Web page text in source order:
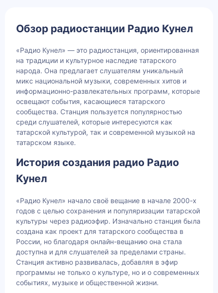
Обзор радиостанции Радио Кунел
«Радио Кунел» — это радиостанция, ориентированная
на традиции и культурное наследие татарского
народа. Она предлагает слушателям уникальный
микс национальной музыки, современных хитов и
информационно-развлекательных программ, которые
освещают события, касающиеся татарского
сообщества. Станция пользуется популярностью
среди слушателей, которые интересуются как
татарской культурой, так и современной музыкой на
татарском языке.
История создания радио Радио
Кунел
«Радио Кунел» начало своё вещание в начале 2000-х
годов с целью сохранения и популяризации татарской
культуры через радиоэфир. Изначально станция была
создана как проект для татарского сообщества в
России, но благодаря онлайн-вещанию она стала
доступна и для слушателей за пределами страны.
Станция активно развивалась, добавляя в эфир
программы не только о культуре, но и о современных
событиях, музыке и общественной жизни.